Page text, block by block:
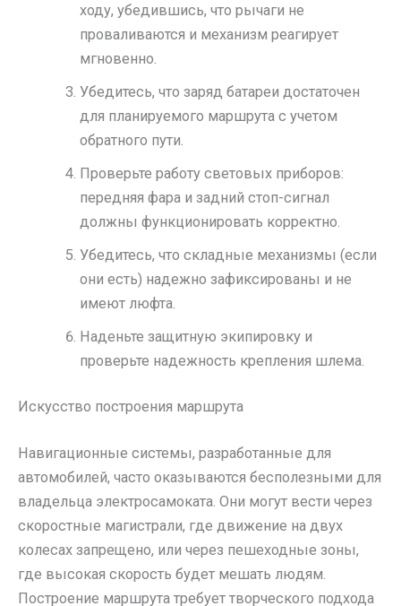
ходу, убедившись, что рычаги не
проваливаются и механизм реагирует
мгновенно.
Убедитесь, что заряд батареи достаточен
для планируемого маршрута с учетом
обратного пути.
Проверьте работу световых приборов:
передняя фара и задний стоп-сигнал
должны функционировать корректно.
Убедитесь, что складные механизмы (если
они есть) надежно зафиксированы и не
имеют люфта.
Наденьте защитную экипировку и
проверьте надежность крепления шлема.
Искусство построения маршрута
Навигационные системы, разработанные для
автомобилей, часто оказываются бесполезными для
владельца электросамоката. Они могут вести через
скоростные магистрали, где движение на двух
колесах запрещено, или через пешеходные зоны,
где высокая скорость будет мешать людям.
Построение маршрута требует творческого подхода